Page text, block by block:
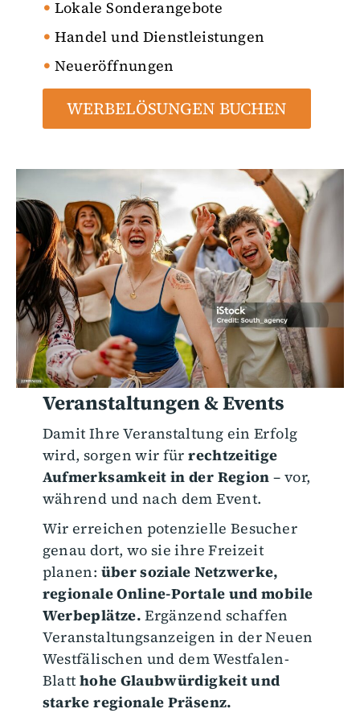
Lokale Sonderangebote
Handel und Dienstleistungen
Neueröffnungen
WERBELÖSUNGEN BUCHEN
Veranstaltungen & Events
Damit Ihre Veranstaltung ein Erfolg
wird, sorgen wir fürrechtzeitige
Aufmerksamkeit in der Region – vor,
während und nach dem Event.
Wir erreichen potenzielle Besucher
genau dort, wo sie ihre Freizeit
planen: über soziale Netzwerke,
regionale Online-Portale und mobile
Werbeplätze. Ergänzend schaffen
Veranstaltungsanzeigen in der Neuen
Westfälischen und dem Westfalen-
Blatt hohe Glaubwürdigkeit und
starke regionale Präsenz.